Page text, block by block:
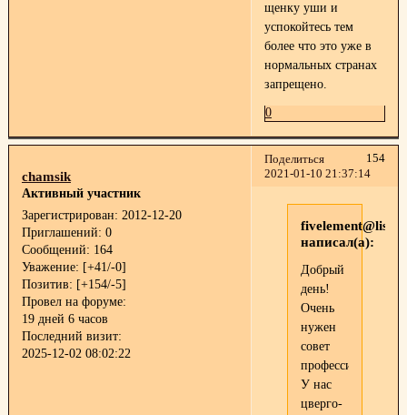
щенку уши и
успокойтесь тем
более что это уже в
нормальных странах
запрещено.
0
Поделиться
154
2021-01-10 21:37:14
chamsik
Активный участник
Зарегистрирован: 2012-12-20
Приглашений: 0
Сообщений: 164
Уважение: [+41/-0]
Позитив: [+154/-5]
Провел на форуме:
19 дней 6 часов
Последний визит:
2025-12-02 08:02:22
написал(а):
Добрый
день!
Очень
нужен
совет
профессионалов.
У нас
цверго-